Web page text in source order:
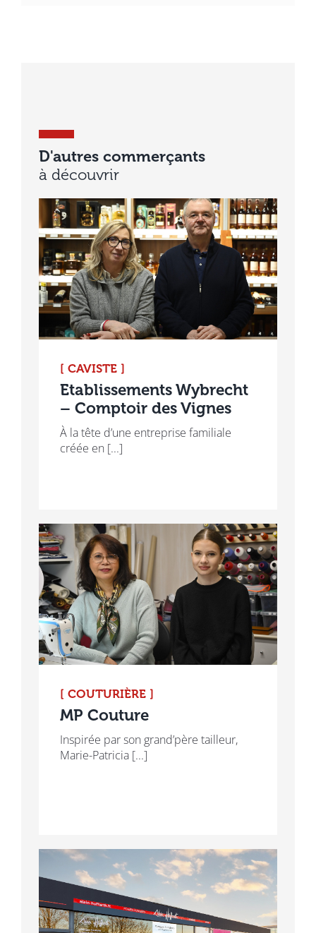
D'autres commerçants
à découvrir
[ CAVISTE ]
Etablissements Wybrecht
– Comptoir des Vignes
À la tête d’une entreprise familiale
créée en [...]
[ COUTURIÈRE ]
MP Couture
Inspirée par son grand’père tailleur,
Marie-Patricia [...]